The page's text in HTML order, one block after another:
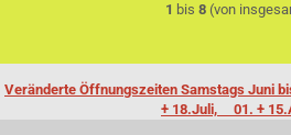
1 bis 8(von
Veränderte Öffnungszeiten Samstags
+ 18.Juli, 01. +